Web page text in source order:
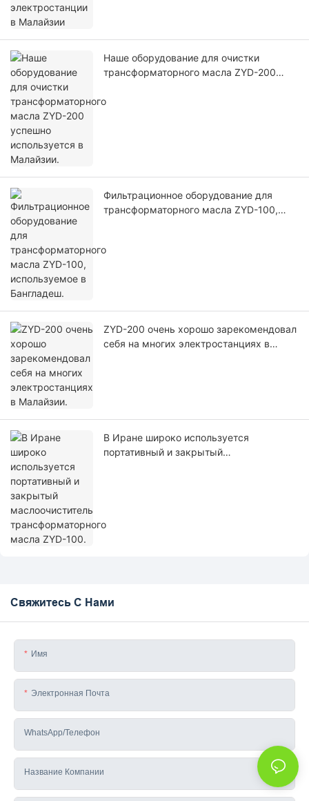
Наше оборудование для очистки
трансформаторного масла ZYD-200
Фильтрационное оборудование для
трансформаторного масла ZYD-100,
ZYD-200 очень хорошо зарекомендовал
себя на многих электростанциях в
В Иране широко используется
портативный и закрытый
Свяжитесь С Нами
Имя
Электронная Почта
WhatsApp/телефон
Название Компании